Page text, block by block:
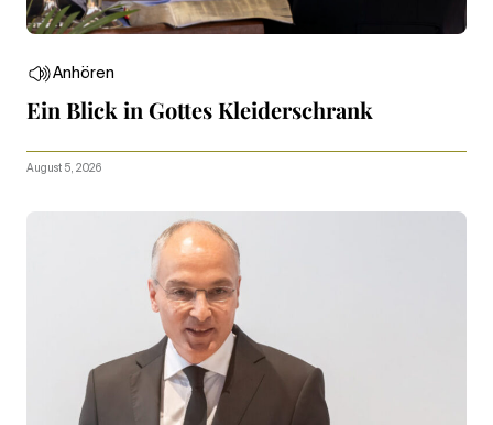
Anhören
Ein Blick in Gottes Kleiderschrank
August 5, 2026